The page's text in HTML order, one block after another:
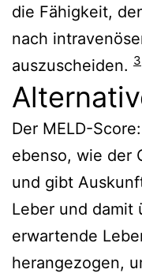
die Fähigkeit,
nach
auszuscheiden. 3
Der MELD-
ebenso, wie der
und gibt
Leber und damit
erwartende
herangezogen,